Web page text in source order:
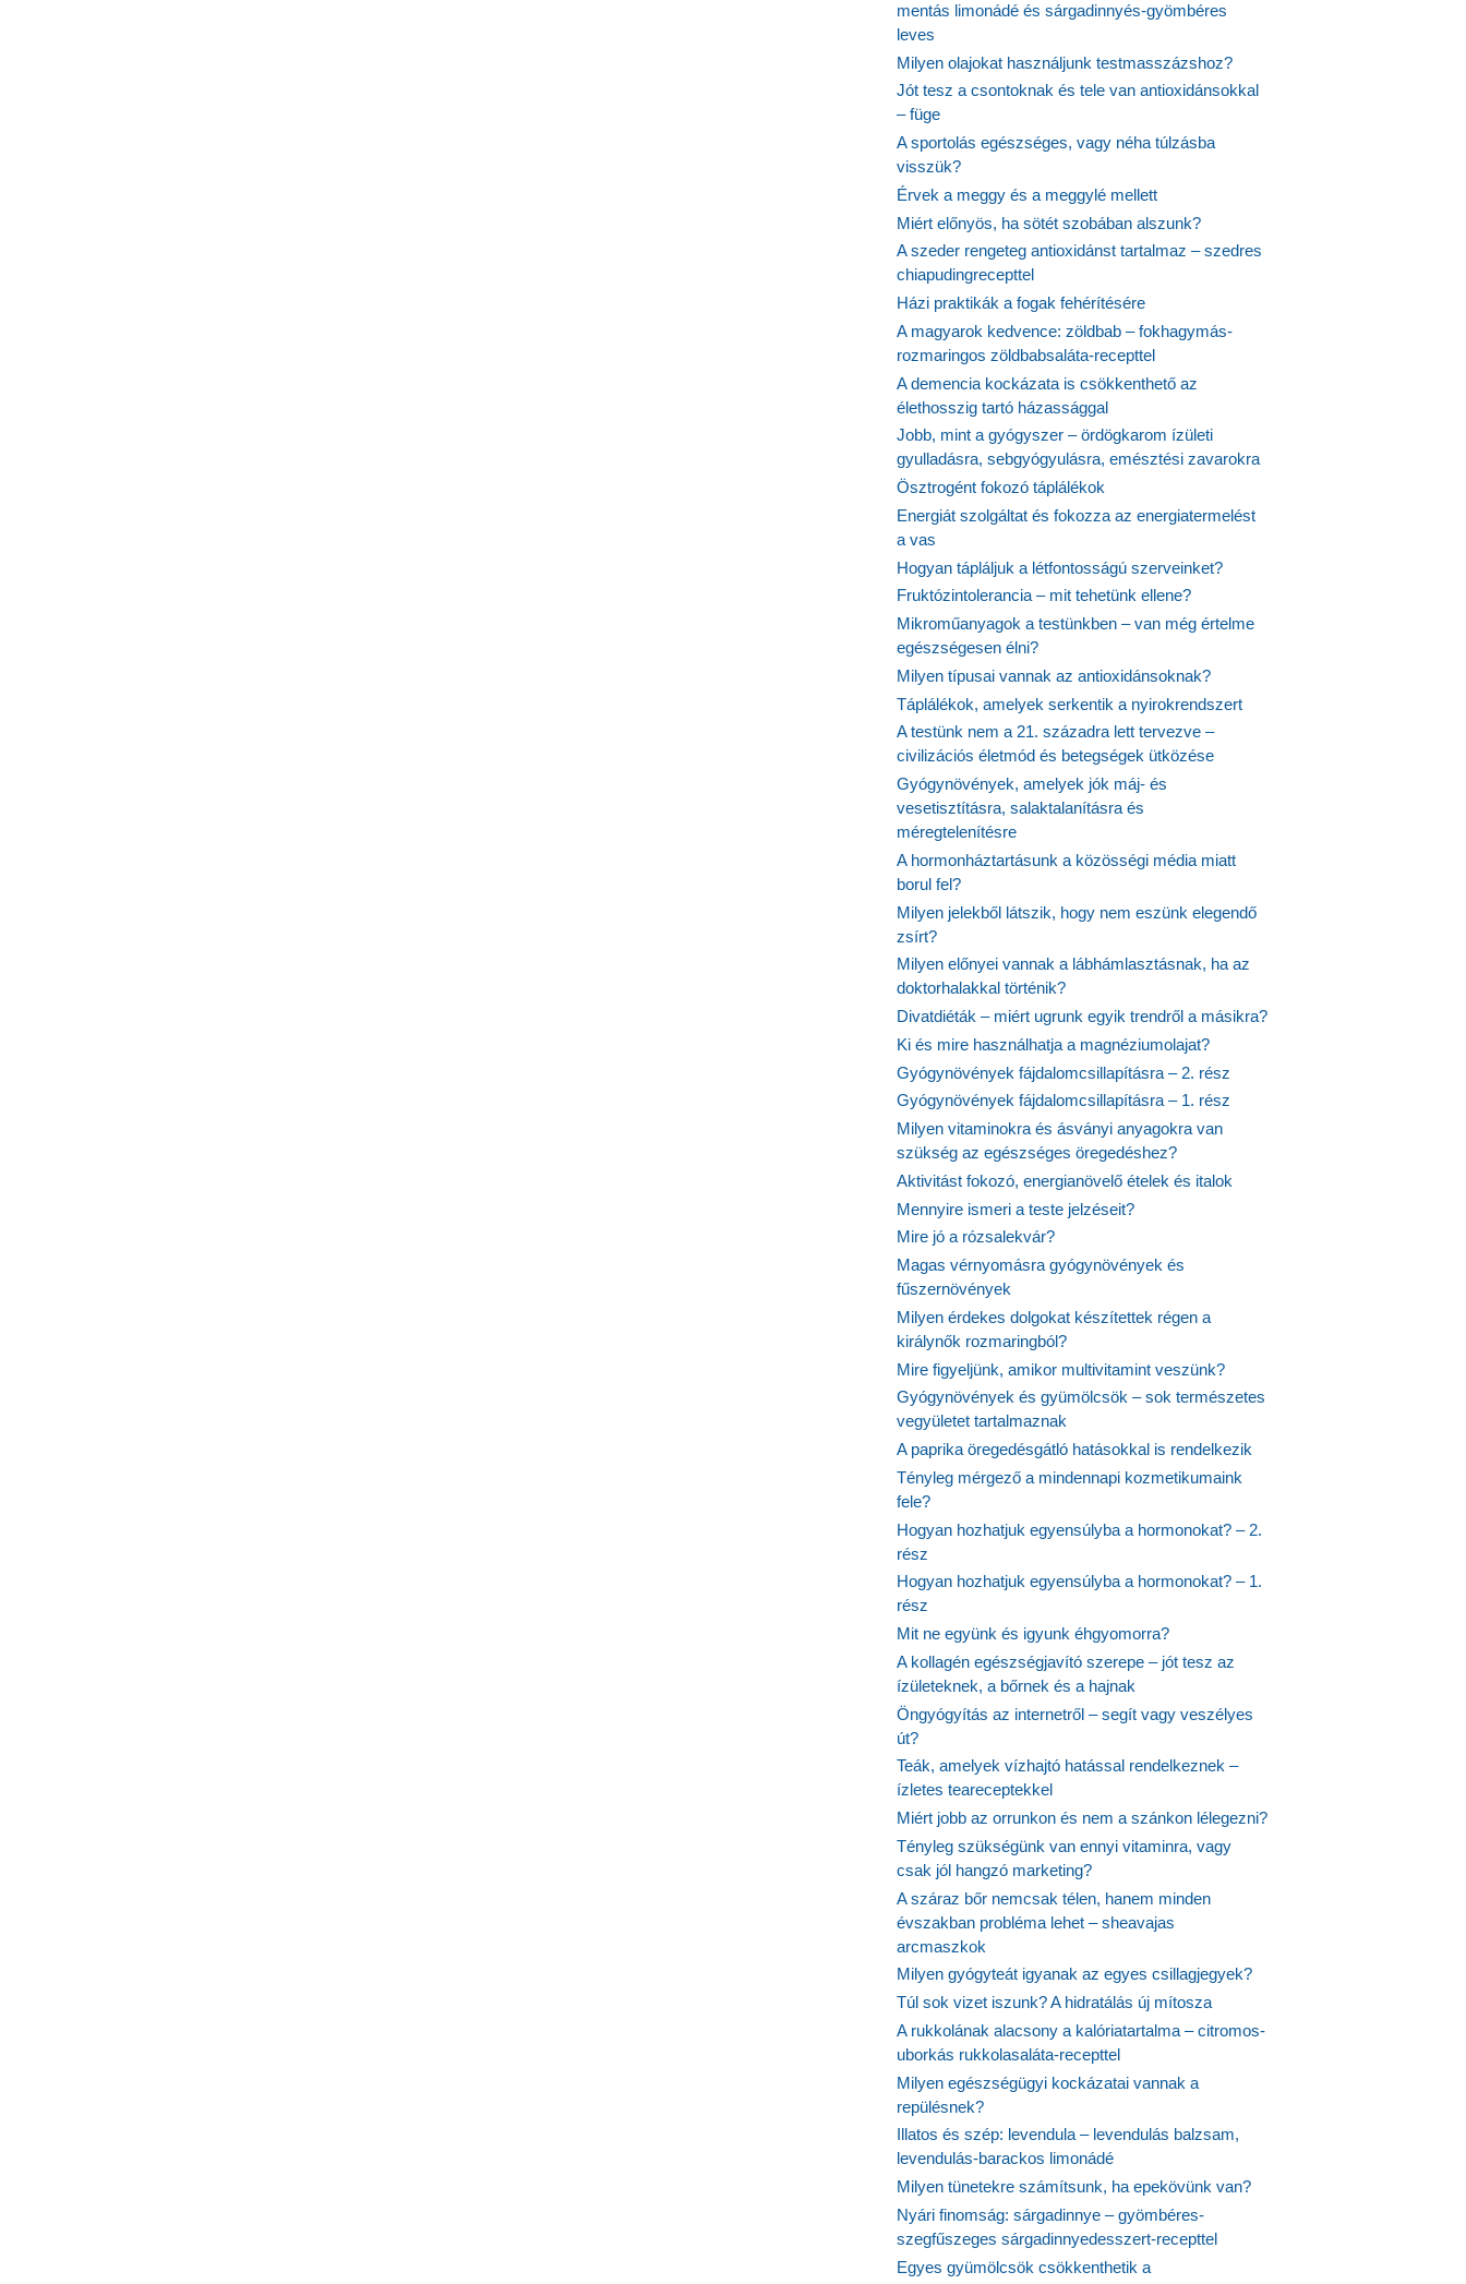
mentás limonádé és sárgadinnyés-gyömbéres
leves
Milyen olajokat használjunk testmasszázshoz?
Jót tesz a csontoknak és tele van antioxidánsokkal
– füge
A sportolás egészséges, vagy néha túlzásba
visszük?
Érvek a meggy és a meggylé mellett
Miért előnyös, ha sötét szobában alszunk?
A szeder rengeteg antioxidánst tartalmaz – szedres
chiapudingrecepttel
Házi praktikák a fogak fehérítésére
A magyarok kedvence: zöldbab – fokhagymás-
rozmaringos zöldbabsaláta-recepttel
A demencia kockázata is csökkenthető az
élethosszig tartó házassággal
Jobb, mint a gyógyszer – ördögkarom ízületi
gyulladásra, sebgyógyulásra, emésztési zavarokra
Ösztrogént fokozó táplálékok
Energiát szolgáltat és fokozza az energiatermelést
a vas
Hogyan tápláljuk a létfontosságú szerveinket?
Fruktózintolerancia – mit tehetünk ellene?
Mikroműanyagok a testünkben – van még értelme
egészségesen élni?
Milyen típusai vannak az antioxidánsoknak?
Táplálékok, amelyek serkentik a nyirokrendszert
A testünk nem a 21. századra lett tervezve –
civilizációs életmód és betegségek ütközése
Gyógynövények, amelyek jók máj- és
vesetisztításra, salaktalanításra és
méregtelenítésre
A hormonháztartásunk a közösségi média miatt
borul fel?
Milyen jelekből látszik, hogy nem eszünk elegendő
zsírt?
Milyen előnyei vannak a lábhámlasztásnak, ha az
doktorhalakkal történik?
Divatdiéták – miért ugrunk egyik trendről a másikra?
Ki és mire használhatja a magnéziumolajat?
Gyógynövények fájdalomcsillapításra – 2. rész
Gyógynövények fájdalomcsillapításra – 1. rész
Milyen vitaminokra és ásványi anyagokra van
szükség az egészséges öregedéshez?
Aktivitást fokozó, energianövelő ételek és italok
Mennyire ismeri a teste jelzéseit?
Mire jó a rózsalekvár?
Magas vérnyomásra gyógynövények és
fűszernövények
Milyen érdekes dolgokat készítettek régen a
királynők rozmaringból?
Mire figyeljünk, amikor multivitamint veszünk?
Gyógynövények és gyümölcsök – sok természetes
vegyületet tartalmaznak
A paprika öregedésgátló hatásokkal is rendelkezik
Tényleg mérgező a mindennapi kozmetikumaink
fele?
Hogyan hozhatjuk egyensúlyba a hormonokat? – 2.
rész
Hogyan hozhatjuk egyensúlyba a hormonokat? – 1.
rész
Mit ne együnk és igyunk éhgyomorra?
A kollagén egészségjavító szerepe – jót tesz az
ízületeknek, a bőrnek és a hajnak
Öngyógyítás az internetről – segít vagy veszélyes
út?
Teák, amelyek vízhajtó hatással rendelkeznek –
ízletes teareceptekkel
Miért jobb az orrunkon és nem a szánkon lélegezni?
Tényleg szükségünk van ennyi vitaminra, vagy
csak jól hangzó marketing?
A száraz bőr nemcsak télen, hanem minden
évszakban probléma lehet – sheavajas
arcmaszkok
Milyen gyógyteát igyanak az egyes csillagjegyek?
Túl sok vizet iszunk? A hidratálás új mítosza
A rukkolának alacsony a kalóriatartalma – citromos-
uborkás rukkolasaláta-recepttel
Milyen egészségügyi kockázatai vannak a
repülésnek?
Illatos és szép: levendula – levendulás balzsam,
levendulás-barackos limonádé
Milyen tünetekre számítsunk, ha epekövünk van?
Nyári finomság: sárgadinnye – gyömbéres-
szegfűszeges sárgadinnyedesszert-recepttel
Egyes gyümölcsök csökkenthetik a